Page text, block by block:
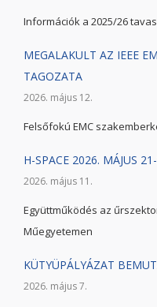
Információk a 2025/26
MEGALAKULT AZ IEEE
TAGOZATA
2026. május 12.
Felsőfokú EMC
H-SPACE 2026. MÁJUS
2026. május 11.
Együttműködés az
Műegyetemen
KÜTYÜPÁLYÁZAT
2026. május 7.